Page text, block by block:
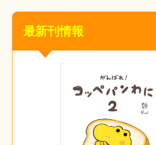
最新刊情報